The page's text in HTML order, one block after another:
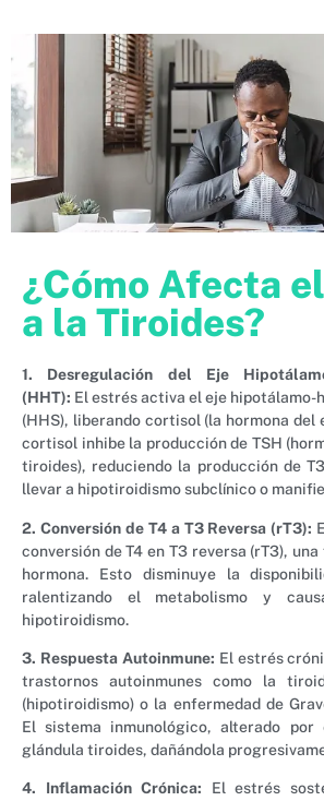
¿Cómo Afecta
a la Tiroides?
1. Desregulación del Eje
(HHT): El estrés activa el eje
(HHS), liberando cortisol (la hormona del
cortisol inhibe la producción de TSH
tiroides), reduciendo la producción de
llevar a hipotiroidismo subclínico o
2. Conversión de T4 a T3 Reversa (rT3):
conversión de T4 en T3 reversa (rT3),
hormona. Esto disminuye la
ralentizando el metabolismo y
hipotiroidismo.
3. Respuesta Autoinmune: El estrés
trastornos autoinmunes como la
(hipotiroidismo) o la enfermedad de
El sistema inmunológico, alterado
glándula tiroides, dañándola
4. Inflamación Crónica: El estrés